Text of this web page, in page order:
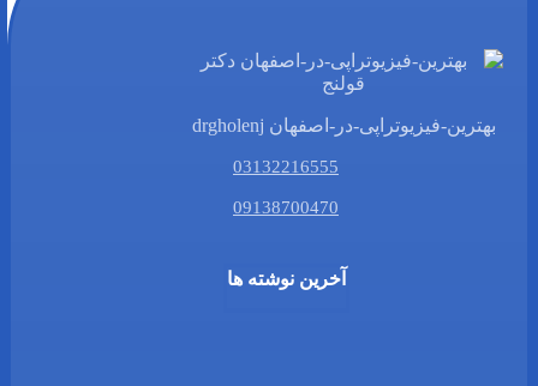
بهترین-فیزیوتراپی-در-اصفهان drgholenj
03132216555
09138700470
آخرین نوشته ها